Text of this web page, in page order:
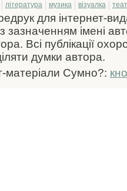
література музика візуалка
для інтернет-
зазначенням імені
Всі публікації
думки автора.
матеріали Сумно?: